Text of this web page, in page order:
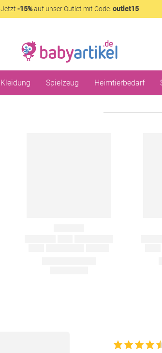
Jetzt -15%auf unser Outlet mit Code: outlet15
Kleidung Spielzeug Heimtierbedarf